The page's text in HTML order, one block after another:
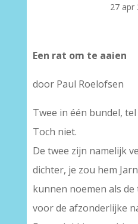
27 apr
Een rat om te aaien
door Paul Roelofsen
Twee in één bundel,
Toch niet.
De twee zijn namelijk
dichter, je zou hem
kunnen noemen als
voor de afzonderlijke